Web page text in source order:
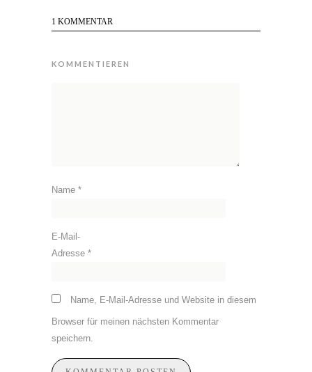
1 KOMMENTAR
KOMMENTIEREN
Name *
E-Mail-
Adresse *
Name, E-Mail-Adresse und Website in diesem
Browser für meinen nächsten Kommentar
speichern.